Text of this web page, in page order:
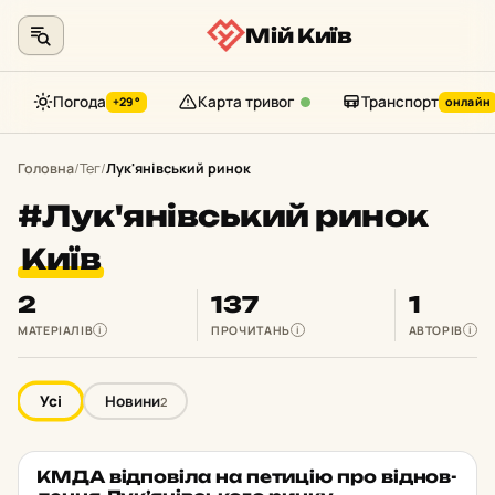
Мій Київ
Погода +29° Карта тривог Транспорт онлайн
Головна/Тег/Лук'янівський ринок
#Лук'янівський ринок
Київ
2
МАТЕРІАЛІВ i
137
ПРОЧИТАНЬ i
1
АВТОРІВ i
Усі Новини2
НОВИНИ ★ ОБРАНЕ
КМДА від­по­ві­ла на пе­ти­цію про від­нов­